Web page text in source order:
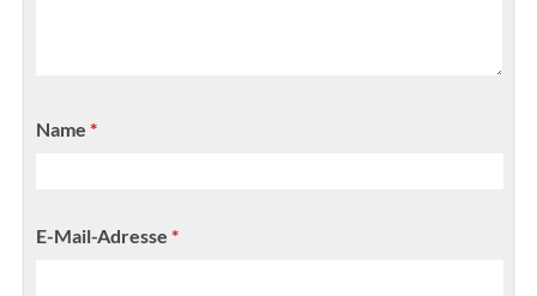
Name *
E-Mail-Adresse *